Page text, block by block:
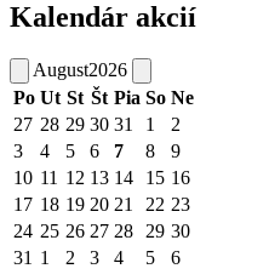
Kalendár akcií
August2026
Po Ut St Št Pia So Ne
27 28 29 30 31 1
2
3
4 5 6 7 8
9
10 11 12 13 14 15 16
17 18 19 20 21 22 23
24 25 26 27 28 29 30
31 1 2 3 4 5 6